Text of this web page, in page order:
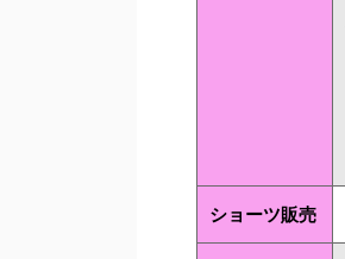
ショーツ販売